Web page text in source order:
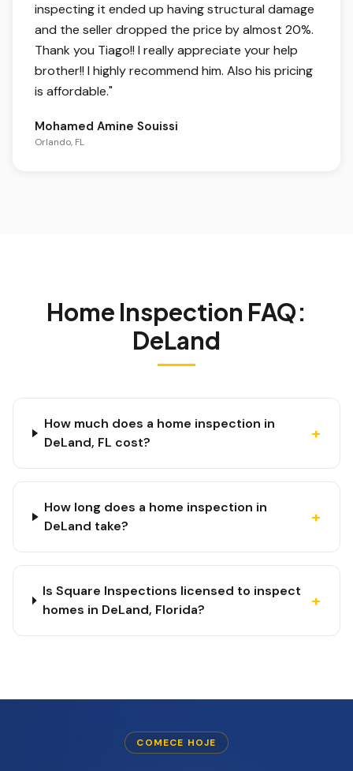
inspecting it ended up having structural damage
and the seller dropped the price by almost 20%.
Thank you Tiago!! I really appreciate your help
brother!! I highly recommend him. Also his pricing
is affordable."
Mohamed Amine Souissi
Orlando, FL
Home Inspection FAQ:
DeLand
How much does a home inspection in
DeLand, FL cost?
+
How long does a home inspection in
DeLand take?
+
Is Square Inspections licensed to inspect
homes in DeLand, Florida?
+
COMECE HOJE